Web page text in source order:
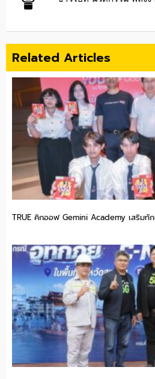
Related Articles
TRUE คิกออฟ Gemini Academy เสริมทั